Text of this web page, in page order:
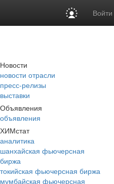
Войти
Новости
новости отрасли
пресс-релизы
выставки
Объявления
объявления
ХИМстат
аналитика
шанхайская фьючерсная
биржа
токийская фьючерсная биржа
мумбайская фьючерсная